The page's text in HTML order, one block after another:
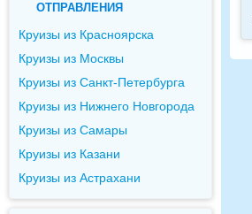
ОТПРАВЛЕНИЯ
Круизы из Красноярска
Круизы из Москвы
Круизы из Санкт-Петербурга
Круизы из Нижнего Новгорода
Круизы из Самары
Круизы из Казани
Круизы из Астрахани